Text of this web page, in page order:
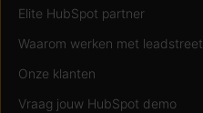
Elite HubSpot partner
Waarom werken met leadstreet
Onze klanten
Vraag jouw HubSpot demo